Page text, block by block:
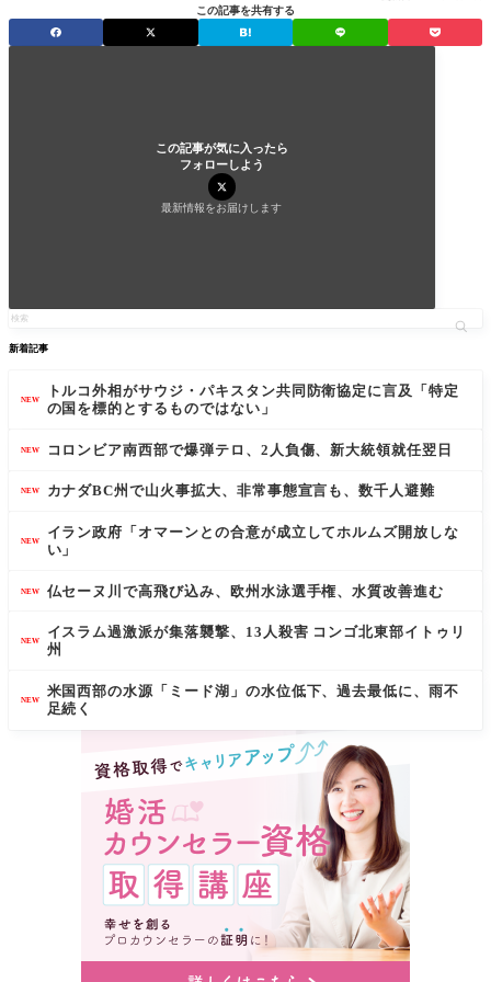
この記事を共有する
この記事が気に入ったら
フォローしよう
最新情報をお届けします
新着記事
NEW
トルコ外相がサウジ・パキスタン共同防衛協定に言及「特定
の国を標的とするものではない」
NEW コロンビア南西部で爆弾テロ、2人負傷、新大統領就任翌日
NEW カナダBC州で山火事拡大、非常事態宣言も、数千人避難
NEW
イラン政府「オマーンとの合意が成立してホルムズ開放しな
い」
NEW 仏セーヌ川で高飛び込み、欧州水泳選手権、水質改善進む
NEW
イスラム過激派が集落襲撃、13人殺害 コンゴ北東部イトゥリ
州
NEW
米国西部の水源「ミード湖」の水位低下、過去最低に、雨不
足続く